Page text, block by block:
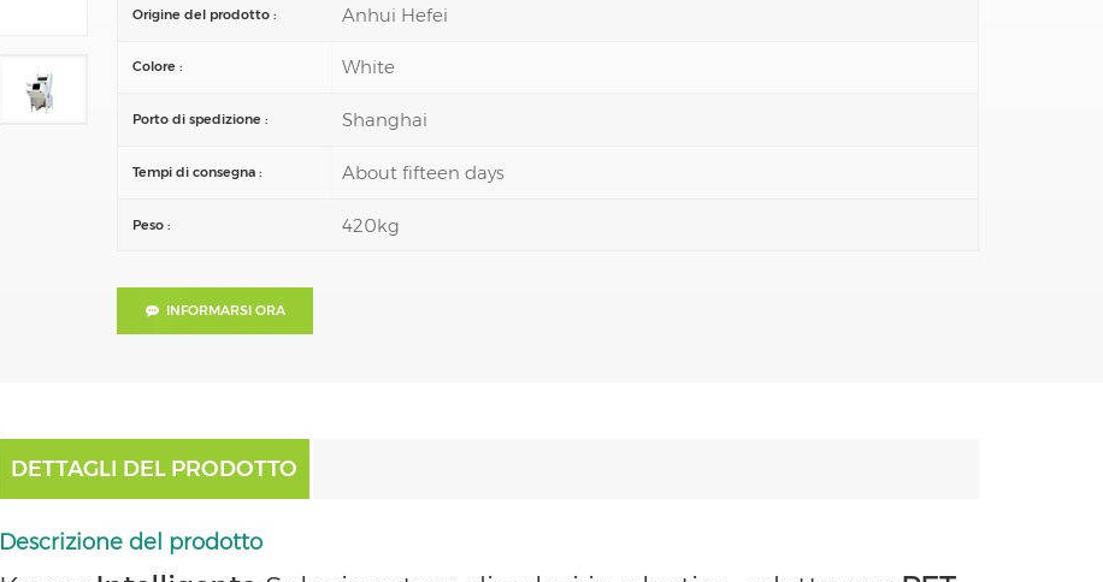
Origine del prodotto : Anhui Hefei
Colore : White
Porto di spedizione : Shanghai
Tempi di consegna : About fifteen days
Peso : 420kg
INFORMARSI ORA
DETTAGLI DEL PRODOTTO
Descrizione del prodotto